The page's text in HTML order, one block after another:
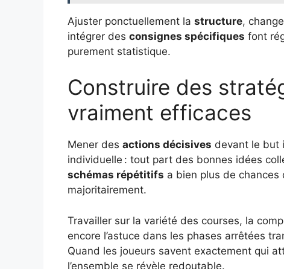
Ajuster ponctuellement la structure,
intégrer des consignes spécifiques font
purement statistique.
Construire des
vraiment efficaces
Mener des actions décisives devant le but
individuelle : tout part des bonnes idées
schémas répétitifs a bien plus de chances
majoritairement.
Travailler sur la variété des courses, la
encore l’astuce dans les phases arrêtées
Quand les joueurs savent exactement qui
l’ensemble se révèle redoutable.